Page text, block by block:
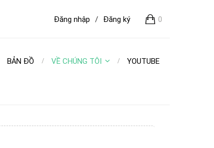
0
Đăng ký
/
Đăng nhập
BẢN ĐỒ VỀ CHÚNG TÔI YOUTUBE